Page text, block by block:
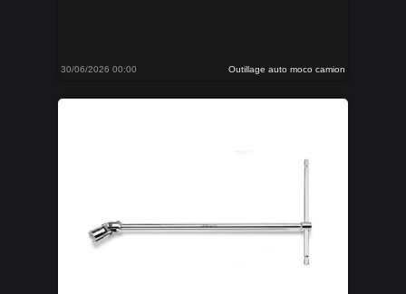
30/06/2026 00:00 Outillage auto moco camion